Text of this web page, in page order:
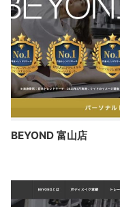
BEYOND 富山店